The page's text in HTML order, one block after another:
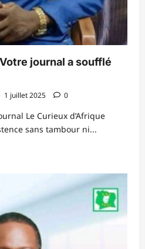
journal a soufflé
1 juillet 2025 0
Le Curieux d’Afrique
sans tambour ni...